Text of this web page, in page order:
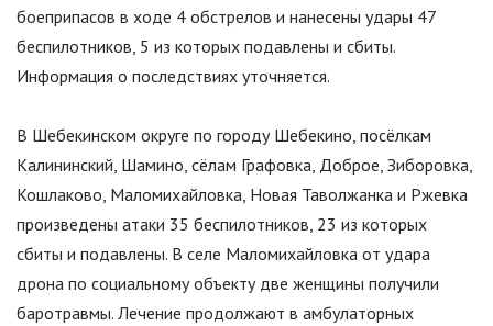
боеприпасов в ходе 4 обстрелов и нанесены удары 47
беспилотников, 5 из которых подавлены и сбиты.
Информация о последствиях уточняется.
В Шебекинском округе по городу Шебекино, посёлкам
Калининский, Шамино, сёлам Графовка, Доброе, Зиборовка,
Кошлаково, Маломихайловка, Новая Таволжанка и Ржевка
произведены атаки 35 беспилотников, 23 из которых
сбиты и подавлены. В селе Маломихайловка от удара
дрона по социальному объекту две женщины получили
баротравмы. Лечение продолжают в амбулаторных